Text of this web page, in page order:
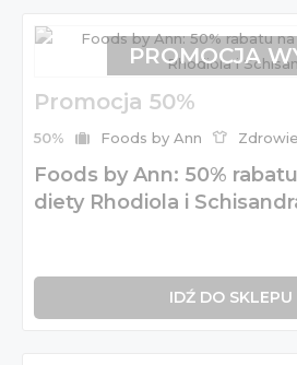
Promocja 50%
50% Foods by Ann Zdrowie
Foods by Ann: 50%
diety Rhodiola i
IDŹ DO SKLEPU
PROMOCJA